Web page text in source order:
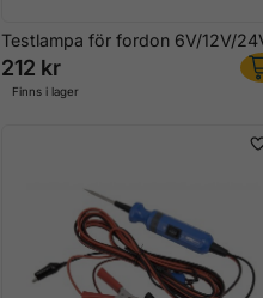
Testlampa för fordon 6V/12V/
212 kr
Finns i lager